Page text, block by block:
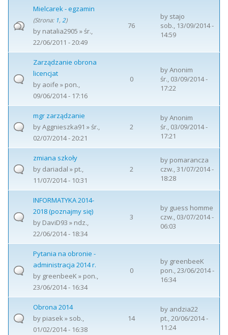
Mielcarek - egzamin
(Strona: 1, 2)
by natalia2905 » śr.,
22/06/2011 - 20:49
76
by stajo
sob., 13/09/2014 -
14:59
Zarządzanie obrona
licencjat
by aoife » pon.,
09/06/2014 - 17:16
0
byAnonim
śr., 03/09/2014 -
17:22
mgr zarządzanie
byAggnieszka91 » śr.,
02/07/2014 - 20:21
2
byAnonim
śr., 03/09/2014 -
17:21
zmiana szkoły
by dariadal » pt.,
11/07/2014 - 10:31
2
by pomarancza
czw., 31/07/2014 -
18:28
INFORMATYKA 2014-
2018 (poznajmy się)
by DaviD93 » ndz.,
22/06/2014 - 18:34
3
by guess homme
czw., 03/07/2014 -
06:03
Pytania na obronie -
administracja 2014 r.
by greenbeeK» pon.,
23/06/2014 - 16:34
0
by greenbeeK
pon., 23/06/2014 -
16:34
Obrona 2014
by piasek» sob.,
01/02/2014 - 16:38
14
by andzia22
pt., 20/06/2014 -
11:24